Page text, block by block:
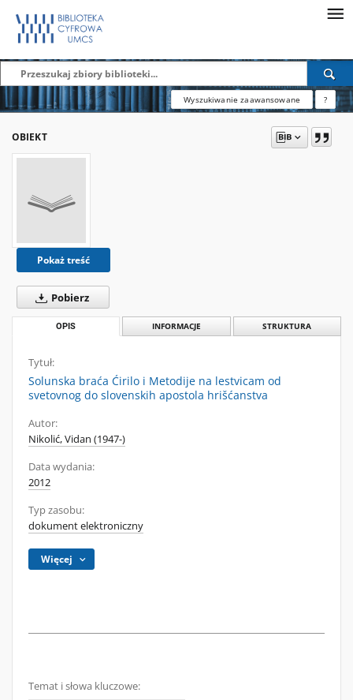
Wyszukiwanie zaawansowane ?
OBIEKT
Pokaż treść
Pobierz
OPIS INFORMACJE STRUKTURA
Tytuł:
Solunska braća Ćirilo i Metodije na lestvicam od
svetovnog do slovenskih apostola hrišćanstva
Autor:
Nikolić, Vidan (1947-)
Data wydania:
2012
Typ zasobu:
dokument elektroniczny
Więcej
Temat i słowa kluczowe: